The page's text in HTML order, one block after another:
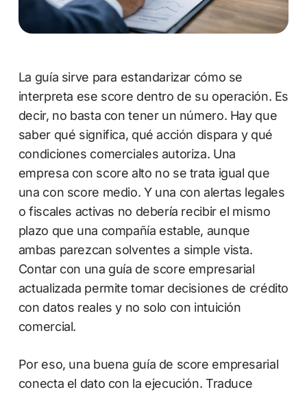
La guía sirve para estandarizar cómo se
interpreta ese score dentro de su operación. Es
decir, no basta con tener un número. Hay que
saber qué significa, qué acción dispara y qué
condiciones comerciales autoriza. Una
empresa con score alto no se trata igual que
una con score medio. Y una con alertas legales
o fiscales activas no debería recibir el mismo
plazo que una compañía estable, aunque
ambas parezcan solventes a simple vista.
Contar con una guía de score empresarial
actualizada permite tomar decisiones de crédito
con datos reales y no solo con intuición
comercial.
Por eso, una buena guía de score empresarial
conecta el dato con la ejecución. Traduce